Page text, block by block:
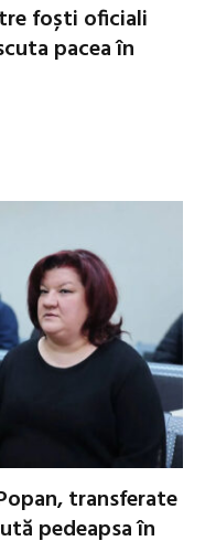
foști oficiali
pacea în
transferate
pedeapsa în